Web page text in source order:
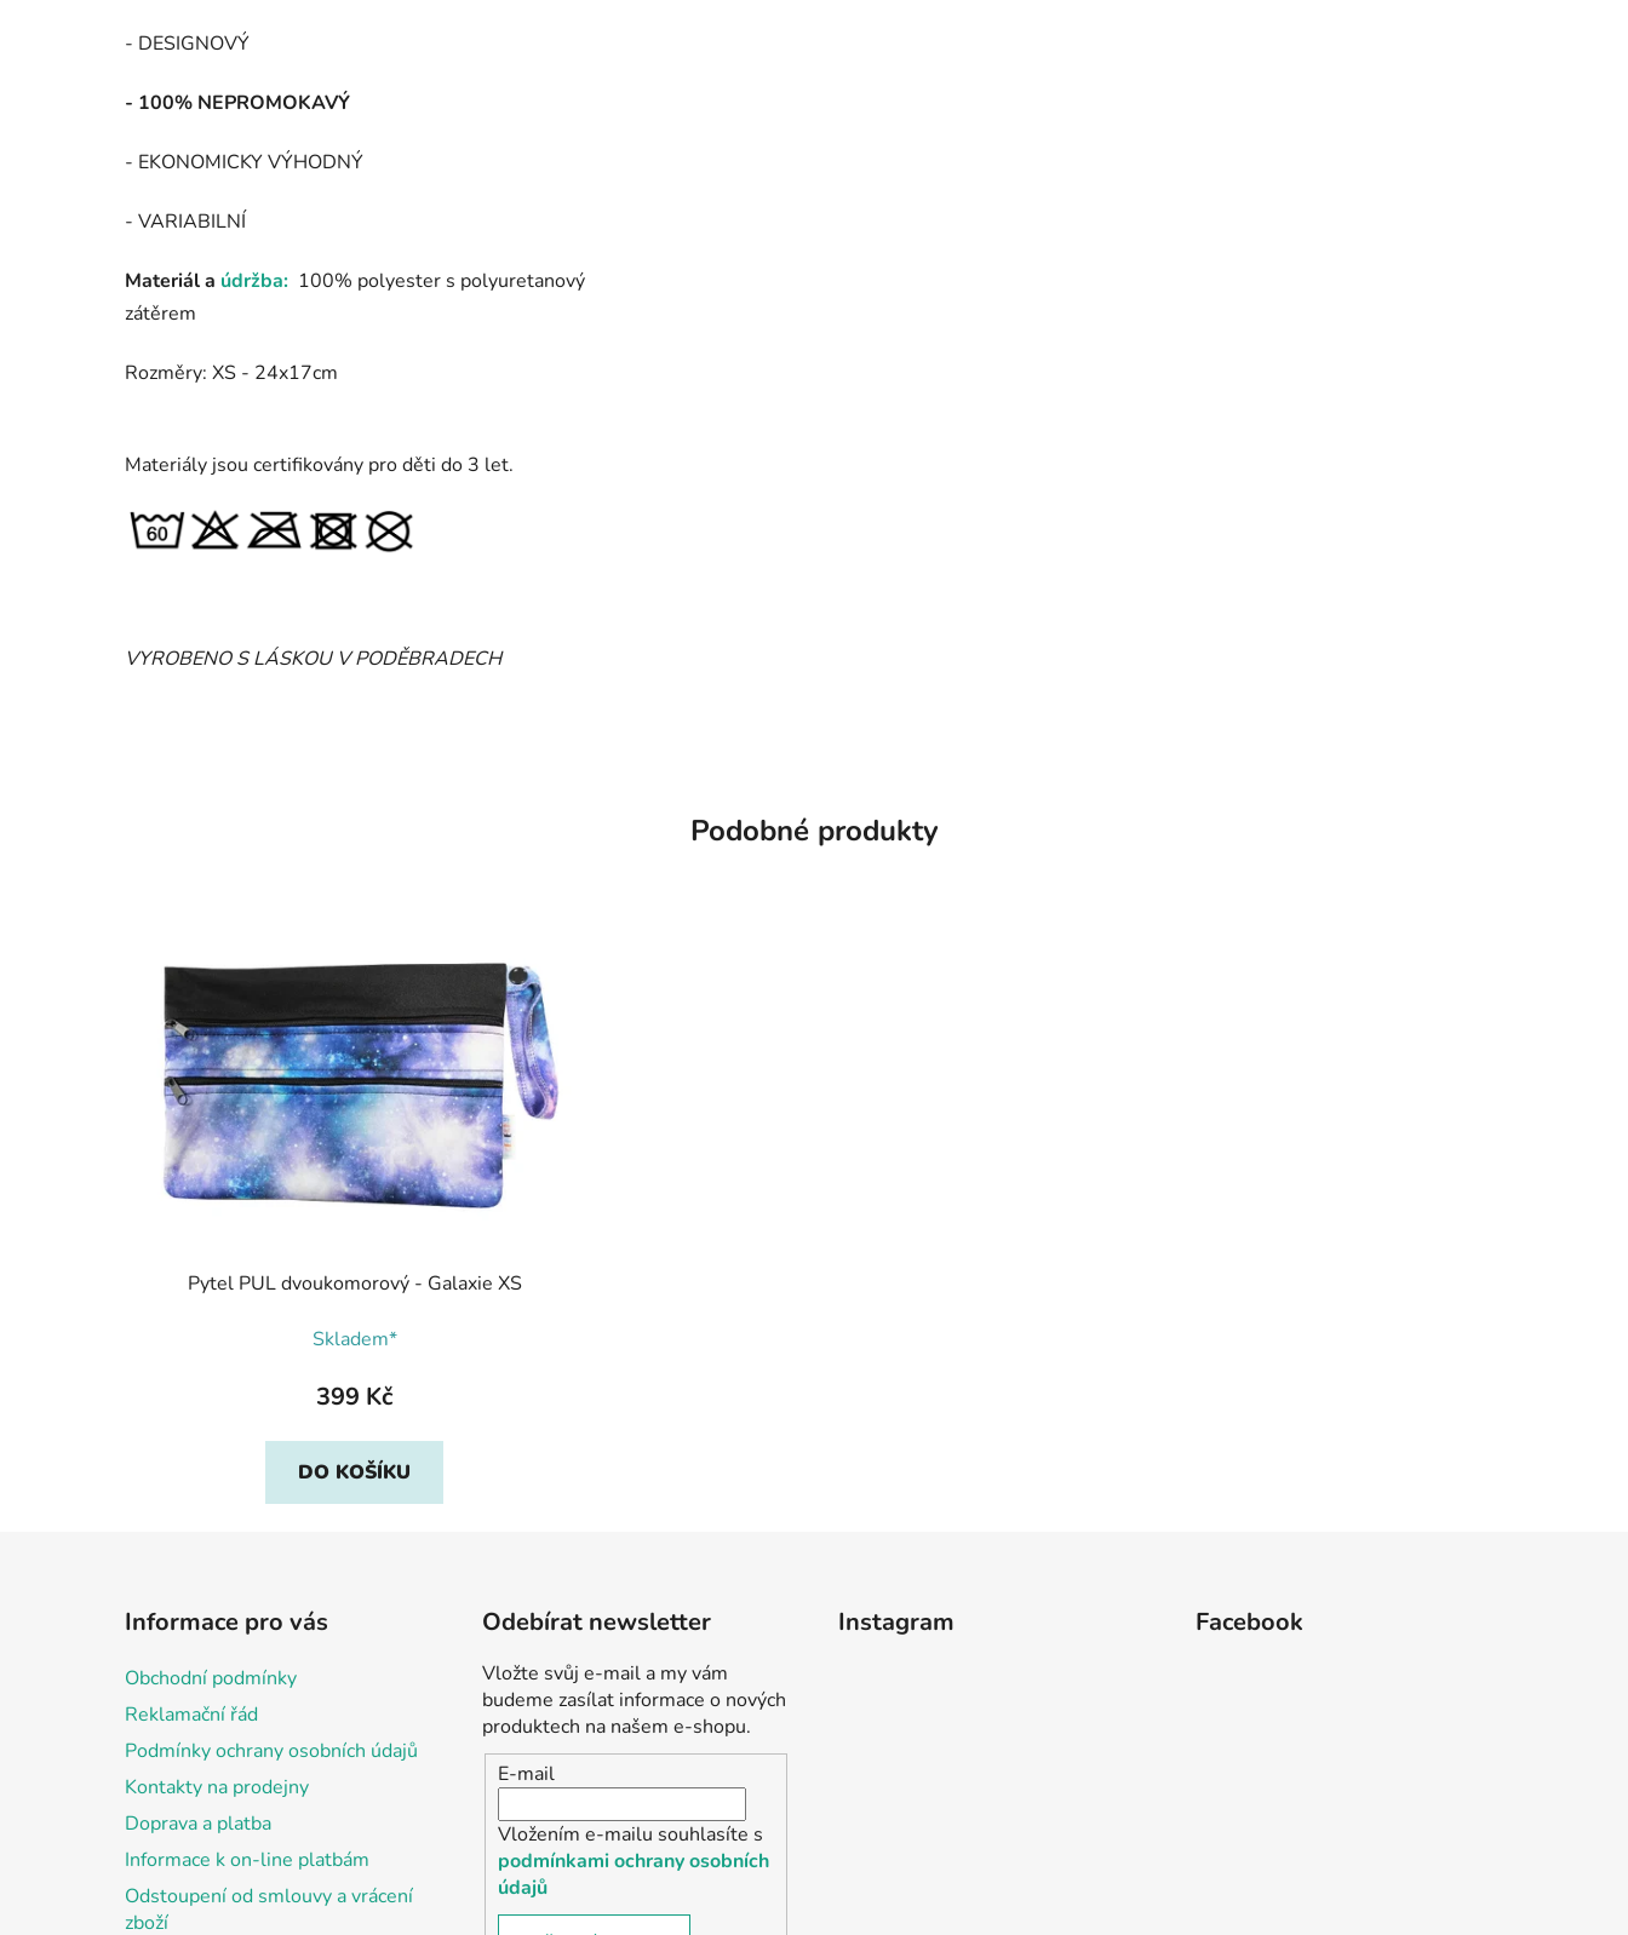
- DESIGNOVÝ
- 100% NEPROMOKAVÝ
- EKONOMICKY VÝHODNÝ
- VARIABILNÍ
Materiál a údržba: 100% polyester s polyuretanový
zátěrem
Rozměry: XS - 24x17cm
Materiály jsou certifikovány pro děti do 3 let.
VYROBENO S LÁSKOU V PODĚBRADECH
Podobné produkty
Pytel PUL dvoukomorový - Galaxie XS
Skladem*
399 Kč
DO KOŠÍKU
Informace pro vás
Obchodní podmínky
Reklamační řád
Podmínky ochrany osobních údajů
Kontakty na prodejny
Doprava a platba
Informace k on-line platbám
Odstoupení od smlouvy a vrácení
zboží
Odebírat newsletter
Vložte svůj e-mail a my vám
budeme zasílat informace o nových
produktech na našem e-shopu.
E-mail
Vložením e-mailu souhlasíte s
podmínkami ochrany osobních
údajů
Instagram Facebook